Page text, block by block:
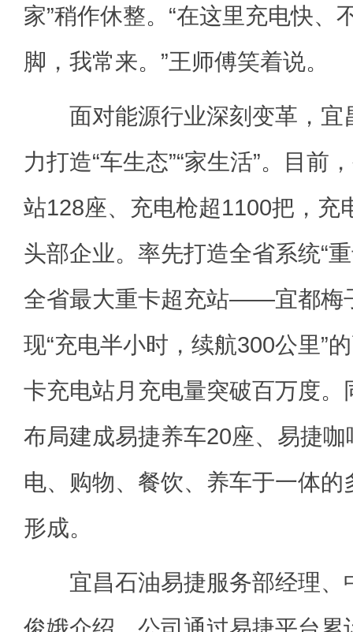
家”稍作休整。“在这里充电快、
脚，我常来。”王师傅笑着说。
面对能源行业深刻变革，宜
力打造“车生态”“家生活”。目前
站128座、充电枪超1100把，充
头部企业。率先打造全省系统“
全省最大重卡超充站——宜都梅
现“充电半小时，续航300公里”
卡充电站月充电量突破百万度。
布局建成易捷养车20座、易捷
电、购物、餐饮、养车于一体
形成。
宜昌石油易捷服务部经理、